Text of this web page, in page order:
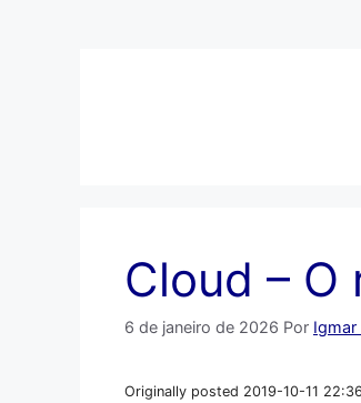
Cloud –
6 de janeiro de 2026 Por Igmar
Originally posted 2019-10-11